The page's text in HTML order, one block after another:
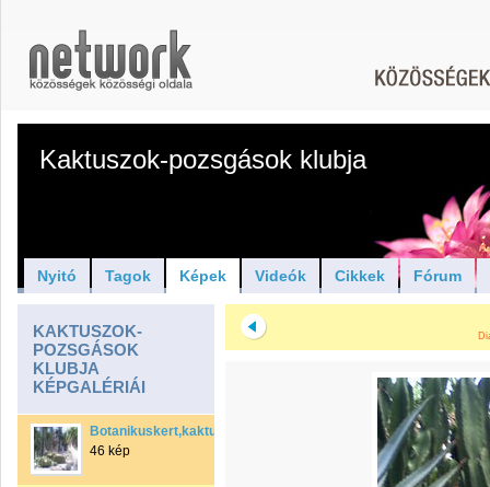
Kaktuszok-pozsgások klubja
Nyitó Tagok Képek Videók Cikkek Fórum
KAKTUSZOK-
POZSGÁSOK
KLUBJA
KÉPGALÉRIÁI
Botanikuskert,kaktuszház
46 kép